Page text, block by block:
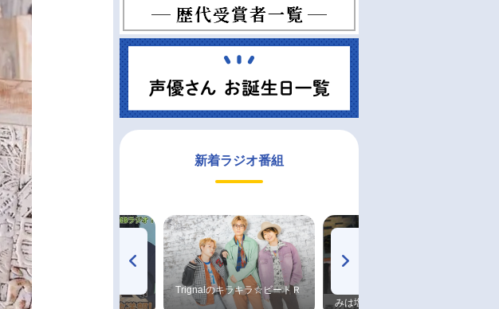
新着ラジオ番組
ハイキュー!! 烏野高校放送部! Trignalのキラキラ☆ビートＲ
みは塩だけ